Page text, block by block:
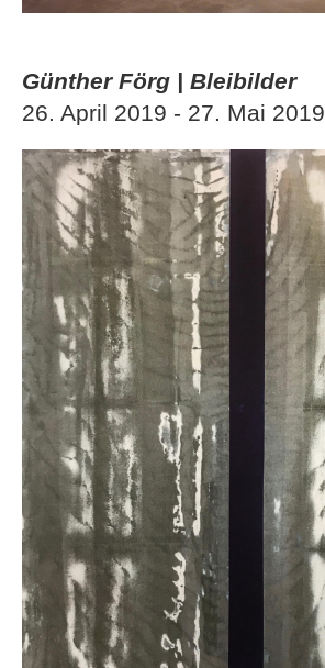
Günther Förg | Bleibilder
26. April 2019 - 27. Mai 2019